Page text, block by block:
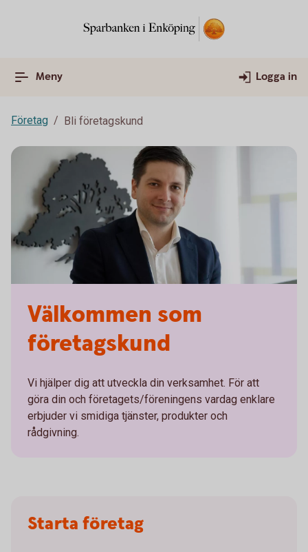
Meny Logga in
Företag Bli företagskund
Välkommen som
företagskund
Vi hjälper dig att utveckla din verksamhet. För att
göra din och företagets/föreningens vardag enklare
erbjuder vi smidiga tjänster, produkter och
rådgivning.
Starta företag